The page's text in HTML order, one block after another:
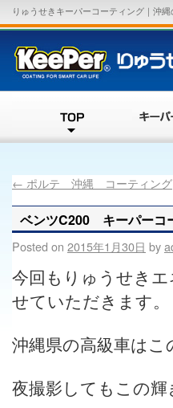
りゅうせきキーパーコーティング｜沖
← ポルテ 沖縄 コーティング
ベンツC200 キーパー
Posted on 2015年1月30日 by
今回もりゅうせき
せていただきます。
沖縄県の高級車は
夜撮影してもこの